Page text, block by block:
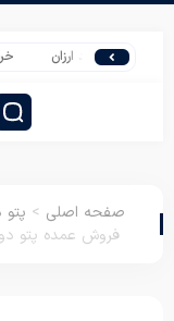
نوزاد ارزان خرید
صفحه اصلی > پتو
فروش عمده پتو